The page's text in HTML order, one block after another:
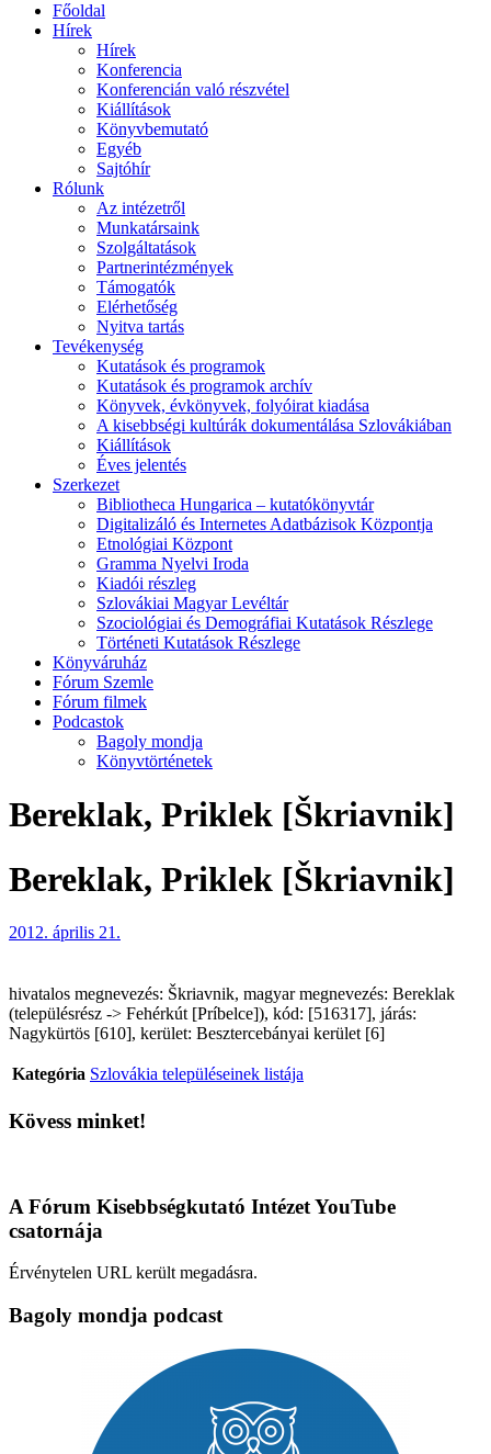
Főoldal
Hírek
Hírek
Konferencia
Konferencián való részvétel
Kiállítások
Könyvbemutató
Egyéb
Sajtóhír
Rólunk
Az intézetről
Munkatársaink
Szolgáltatások
Partnerintézmények
Támogatók
Elérhetőség
Nyitva tartás
Tevékenység
Kutatások és programok
Kutatások és programok archív
Könyvek, évkönyvek, folyóirat kiadása
A kisebbségi kultúrák dokumentálása Szlovákiában
Kiállítások
Éves jelentés
Szerkezet
Bibliotheca Hungarica – kutatókönyvtár
Digitalizáló és Internetes Adatbázisok Központja
Etnológiai Központ
Gramma Nyelvi Iroda
Kiadói részleg
Szlovákiai Magyar Levéltár
Szociológiai és Demográfiai Kutatások Részlege
Történeti Kutatások Részlege
Könyváruház
Fórum Szemle
Fórum filmek
Podcastok
Bagoly mondja
Könyvtörténetek
Bereklak, Priklek [Škriavnik]
Bereklak, Priklek [Škriavnik]
2012. április 21.
hivatalos megnevezés: Škriavnik, magyar megnevezés: Bereklak
(településrész -> Fehérkút [Príbelce]), kód: [516317], járás:
Nagykürtös [610], kerület: Besztercebányai kerület [6]
Kategória Szlovákia településeinek listája
Kövess minket!
A Fórum Kisebbségkutató Intézet YouTube
csatornája
Érvénytelen URL került megadásra.
Bagoly mondja podcast